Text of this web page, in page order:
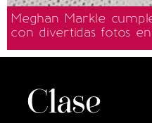
Meghan Markle
con divertidas fotos